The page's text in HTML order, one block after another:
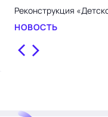
Реконструкция
НОВОСТЬ